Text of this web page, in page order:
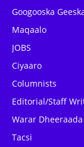
Googooska
Maqaalo
JOBS
Ciyaaro
Columnists
Editorial/Staff
Warar Dheeraada
Tacsi